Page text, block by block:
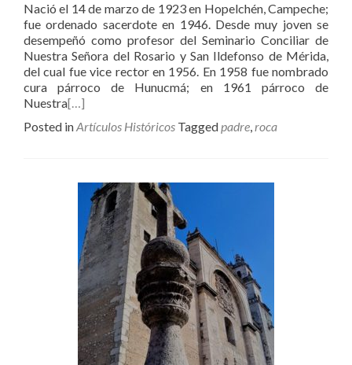
Nació el 14 de marzo de 1923 en Hopelchén, Campeche;
fue ordenado sacerdote en 1946. Desde muy joven se
desempeñó como profesor del Seminario Conciliar de
Nuestra Señora del Rosario y San Ildefonso de Mérida,
del cual fue vice rector en 1956. En 1958 fue nombrado
cura párroco de Hunucmá; en 1961 párroco de
Nuestra[…]
Posted inArtículos Históricos Taggedpadre,roca